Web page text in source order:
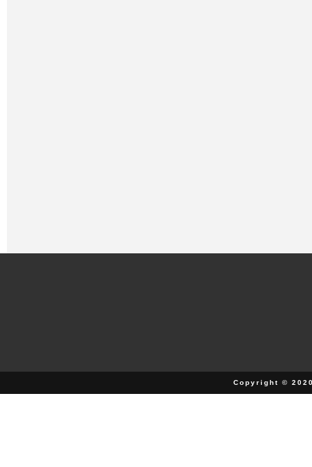
Copyright ©